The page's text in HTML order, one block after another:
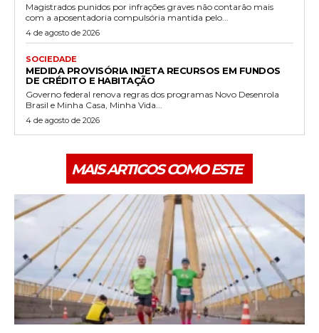
Magistrados punidos por infrações graves não contarão mais
com a aposentadoria compulsória mantida pelo...
4 de agosto de 2026
SOCIEDADE
MEDIDA PROVISÓRIA INJETA RECURSOS EM FUNDOS
DE CRÉDITO E HABITAÇÃO
Governo federal renova regras dos programas Novo Desenrola
Brasil e Minha Casa, Minha Vida...
4 de agosto de 2026
MAIS ARTIGOS COMO ESTE